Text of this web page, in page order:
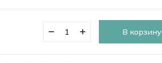
В корзину